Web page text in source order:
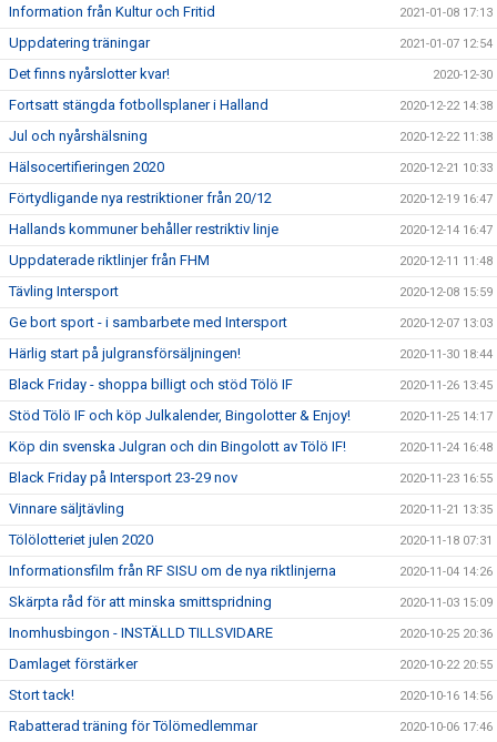
Information från Kultur och Fritid 2021-01-08 17:13
Uppdatering träningar 2021-01-07 12:54
Det finns nyårslotter kvar! 2020-12-30
Fortsatt stängda fotbollsplaner i Halland 2020-12-22 14:38
Jul och nyårshälsning 2020-12-22 11:38
Hälsocertifieringen 2020 2020-12-21 10:33
Förtydligande nya restriktioner från 20/12 2020-12-19 16:47
Hallands kommuner behåller restriktiv linje 2020-12-14 16:47
Uppdaterade riktlinjer från FHM 2020-12-11 11:48
Tävling Intersport 2020-12-08 15:59
Ge bort sport - i sambarbete med Intersport 2020-12-07 13:03
Härlig start på julgransförsäljningen! 2020-11-30 18:44
Black Friday - shoppa billigt och stöd Tölö IF 2020-11-26 13:45
Stöd Tölö IF och köp Julkalender, Bingolotter & Enjoy! 2020-11-25 14:17
Köp din svenska Julgran och din Bingolott av Tölö IF! 2020-11-24 16:48
Black Friday på Intersport 23-29 nov 2020-11-23 16:55
Vinnare säljtävling 2020-11-21 13:35
Tölölotteriet julen 2020 2020-11-18 07:31
Informationsfilm från RF SISU om de nya riktlinjerna 2020-11-04 14:26
Skärpta råd för att minska smittspridning 2020-11-03 15:09
Inomhusbingon - INSTÄLLD TILLSVIDARE 2020-10-25 20:36
Damlaget förstärker 2020-10-22 20:55
Stort tack! 2020-10-16 14:56
Rabatterad träning för Tölömedlemmar 2020-10-06 17:46